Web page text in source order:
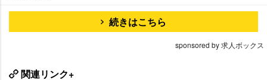
続きはこちら
sponsored by 求人ボックス
関連リンク+